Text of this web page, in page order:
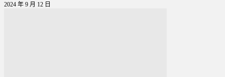
2024 年 9 月 12 日